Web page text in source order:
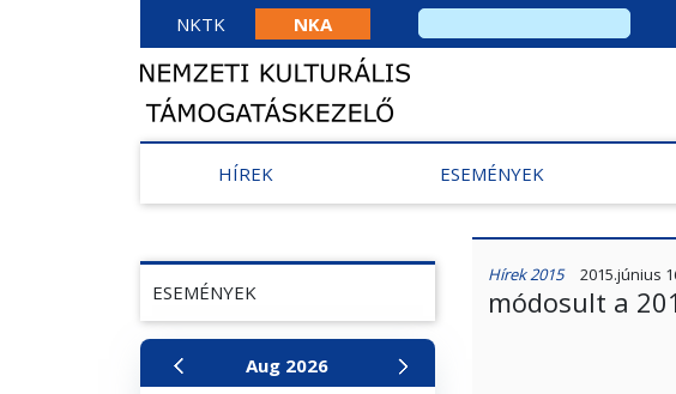
NKTK NKA
HÍREK ESEMÉNYEK
ESEMÉNYEK
Aug 2026
Hírek 2015 2015.június
módosult a